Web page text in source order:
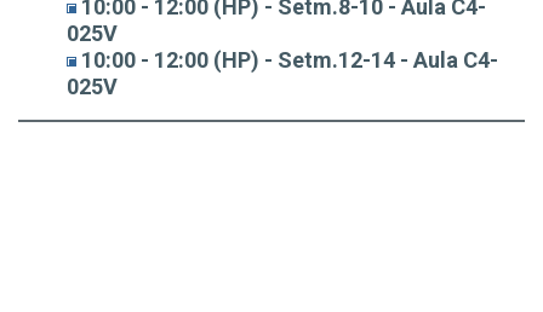
10:00 - 12:00 (HP) - Setm.8-10 - Aula C4-
025V
10:00 - 12:00 (HP) - Setm.12-14 - Aula C4-
025V